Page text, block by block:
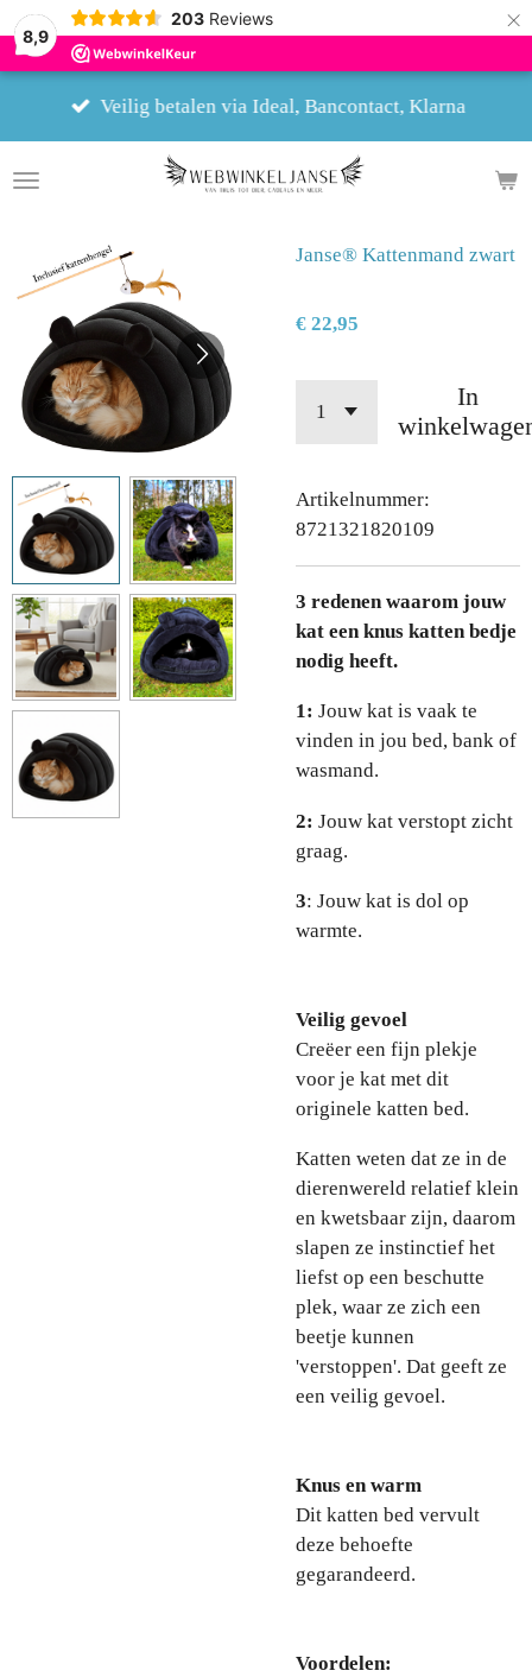
8,9
203 Reviews ×
Veilig betalen via Ideal, Bancontact, Klarna
Janse® Kattenmand zwart
€ 22,95
In
Artikelnummer:
8721321820109
3 redenen waarom jouw
kat een knus katten bedje
nodig heeft.
1: Jouw kat is vaak te
vinden in jou bed, bank of
wasmand.
2: Jouw kat verstopt zicht
graag.
3: Jouw kat is dol op
warmte.
Veilig gevoel
Creëer een fijn plekje
voor je kat met dit
originele katten bed.
Katten weten dat ze in de
dierenwereld relatief klein
en kwetsbaar zijn, daarom
slapen ze instinctief het
liefst op een beschutte
plek, waar ze zich een
beetje kunnen
'verstoppen'. Dat geeft ze
een veilig gevoel.
Knus en warm
Dit katten bed vervult
deze behoefte
gegarandeerd.
Voordelen: